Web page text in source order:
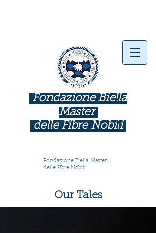
Fondazione Biella
Master
delle Fibre Nobili
Fondazione Biella Master
delle Fibre Nobili
Our Tales